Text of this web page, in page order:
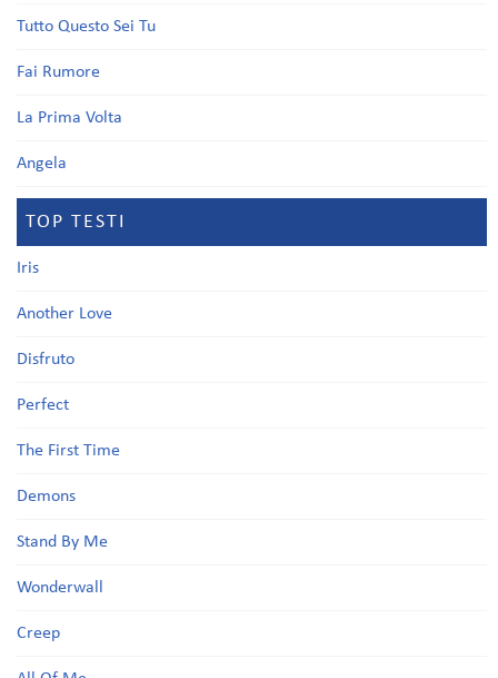
Tutto Questo Sei Tu
Fai Rumore
La Prima Volta
Angela
TOP TESTI
Iris
Another Love
Disfruto
Perfect
The First Time
Demons
Stand By Me
Wonderwall
Creep